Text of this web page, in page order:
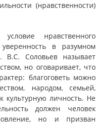
(нравственности)
нравственного
в разумном
В.С. Соловьев называет
но оговаривает, что
благоговеть можно
народом, семьей,
культурную личность. Не
должен человек
но и призван